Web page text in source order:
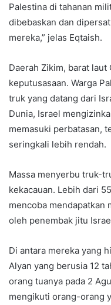
Palestina di tahanan
dibebaskan dan
mereka,” jelas Eqtaish.
Daerah Zikim, barat
keputusasaan. Warga
truk yang datang dari
Dunia, Israel
memasuki perbatasan,
seringkali lebih rendah.
Massa menyerbu truk-
kekacauan. Lebih dari
mencoba mendapatkan
oleh penembak jitu
Di antara mereka yang
Alyan yang berusia 12
orang tuanya pada 2
mengikuti orang-orang